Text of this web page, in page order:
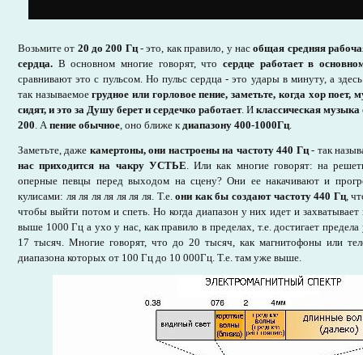
Возьмите от 20 до 200 Гц- это, как правило, у насобщая средняя
сердца. В основном многие говорят, что сердце работает в
сравнивают это с пульсом. Но пульс сердца - это удары в минуту, а
так называемоегрудное или горловое пение, заметьте, когда хор поет,
сидят, и это за Душу берет и сердечко работает. И классическая музыка
200. Апение обычное, оно ближе кдиапазону 400-1000Гц.
Заметьте, даже камертоны, они настроены на частоту 440 Гц- так
нас приходится на чакру УСТЬЕ. Или как многие говорят: на
оперные певцы перед выходом на сцену? Они ее накачивают и
кулисами: ля ля ля ля ля ля ля. Т.е.они как бы создают частоту 440 Гц,
чтобы выйти потом и спеть. Но когда диапазон у них идет и
выше 1000 Гц а ухо у нас, как правило в пределах, т.е. достигает
17 тысяч. Многие говорят, что до 20 тысяч, как магнитофоны или
диапазона которых от 100 Гц до 10 000Гц. Т.е. там уже выше.